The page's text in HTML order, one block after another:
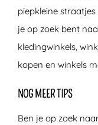
piepkleine
je op zoek bent
kledingwinkels,
kopen en winkels
NOG MEER TIPS
Ben je op zoek